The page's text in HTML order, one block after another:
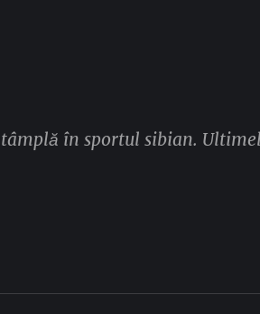
în sportul sibian.